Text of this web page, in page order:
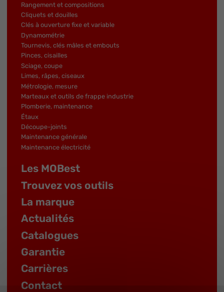
Rangement et compositions
Cliquets et douilles
Clés à ouverture fixe et variable
Dynamométrie
Tournevis, clés mâles et embouts
Pinces, cisailles
Sciage, coupe
Limes, râpes, ciseaux
Métrologie, mesure
Marteaux et outils de frappe industrie
Plomberie, maintenance
Étaux
Découpe-joints
Maintenance générale
Maintenance électricité
Les MOBest
Trouvez vos outils
La marque
Actualités
Catalogues
Garantie
Carrières
Contact